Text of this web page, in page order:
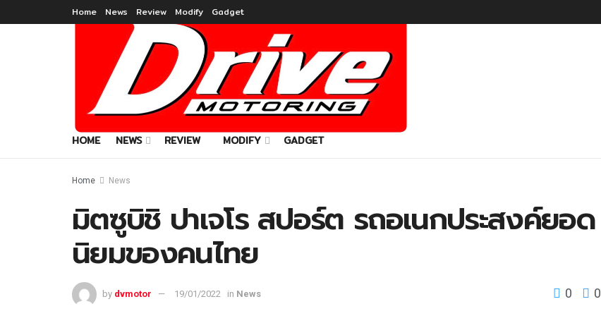
Home News Review Modify Gadget
HOME NEWS REVIEW MODIFY GADGET
Home News
มิตซูบิชิ ปาเจโร สปอร์ต รถอเนกประสงค์ยอด
นิยมของคนไทย
by dvmotor 19/01/2022 in News 0 0